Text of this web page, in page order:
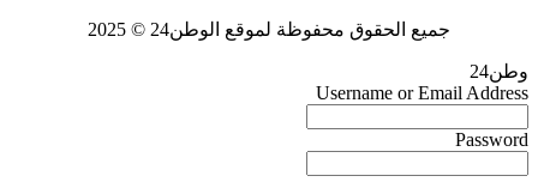
جميع الحقوق محفوظة لموقع الوطن24 © 2025
وطن24
Username or Email Address
Password